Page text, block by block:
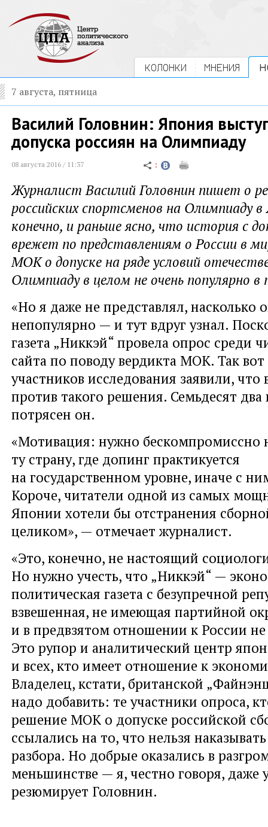
КОЛОНКИ МНЕНИЯ
7 августа, пятница
Василий Головнин: Япония
допуска россиян на Олимпиаду
08 августа 2016 / 11:37
Журналист Василий Головнин пишет о
российских спортсменов на Олимпиаду
конечно, и раньше ясно, что история с
врежет по представлениям о России в
МОК о допуске на ряде условий
Олимпиаду в целом не очень популярно
«Но я даже не представлял, насколько
непопулярно — и тут вдруг узнал.
газета „Никкэй“ провела опрос среди
сайта по поводу вердикта МОК. Так
участников исследования заявили, что
против такого решения. Семьдесят
потрясен он.
«Мотивация: нужно бескомпромиссно
ту страну, где допинг практикуется
на государственном уровне, иначе с
Короче, читатели одной из самых
Японии хотели бы отстранения
целиком», — отмечает журналист.
«Это, конечно, не настоящий
Но нужно учесть, что „Никкэй“ —
политическая газета с безупречной
взвешенная, не имеющая партийной
и в предвзятом отношении к России
Это рупор и аналитический центр
и всех, кто имеет отношение к
Владелец, кстати, британской
надо добавить: те участники опроса,
решение МОК о допуске российской
ссылались на то, что нельзя наказывать
разбора. Но добрые оказались в
меньшинстве — я, честно говоря, даже
резюмирует Головнин.